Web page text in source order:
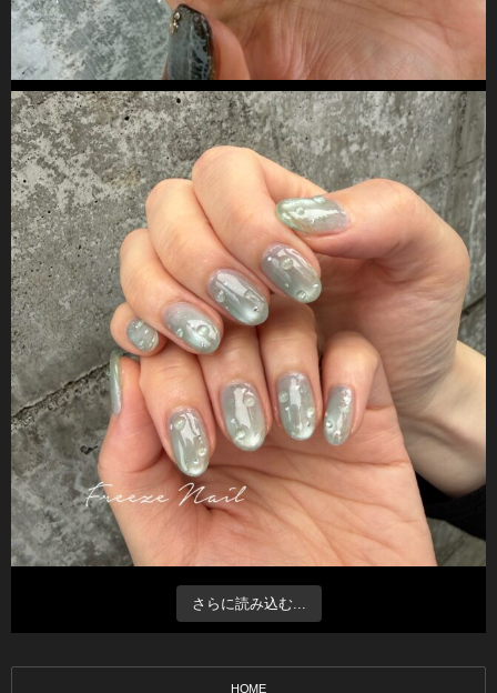
さらに読み込む...
HOME